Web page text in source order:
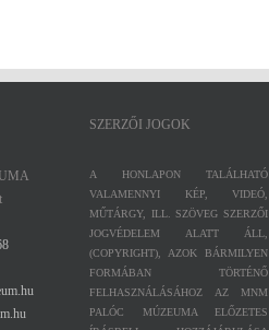
SZERZŐI JOGOK
A HONLAPON TALÁLHATÓ
VALAMENNYI KÉP, VIDEÓ,
MŰTÁRGY, ILL. SZÖVEG SZERZŐI
JOGVÉDELEM ALATT ÁLL,
(COPYRIGHT), AZOK BÁRMILYEN
FORMÁBAN TÖRTÉNŐ
FELHASZNÁLÁSÁHOZ AZ MNM
PALÓC MÚZEUMA ELŐZETES